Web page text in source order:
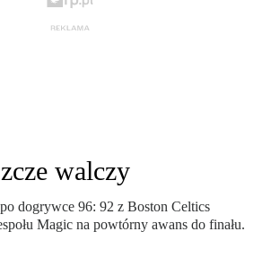
walczy
dogrywce 96: 92 z Boston Celtics
Magic na powtórny awans do finału.